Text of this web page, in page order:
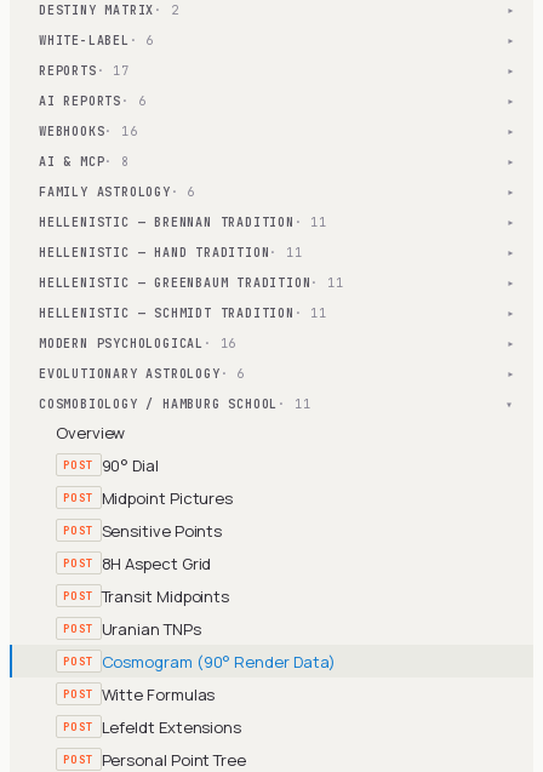
DESTINY MATRIX · 2 ▾
WHITE-LABEL · 6 ▾
REPORTS · 17 ▾
AI REPORTS · 6 ▾
WEBHOOKS· 16 ▾
AI & MCP· 8 ▾
FAMILY ASTROLOGY · 6 ▾
HELLENISTIC — BRENNAN TRADITION · 11 ▾
HELLENISTIC — HAND TRADITION · 11 ▾
HELLENISTIC — GREENBAUM TRADITION · 11 ▾
HELLENISTIC — SCHMIDT TRADITION · 11 ▾
MODERN PSYCHOLOGICAL · 16 ▾
EVOLUTIONARY ASTROLOGY · 6 ▾
COSMOBIOLOGY / HAMBURG SCHOOL · 11 ▾
Overview
POST 90° Dial
POST Midpoint Pictures
POST Sensitive Points
POST 8H Aspect Grid
POST Transit Midpoints
POST Uranian TNPs
POST Cosmogram (90° Render Data)
POST Witte Formulas
POST Lefeldt Extensions
POST Personal Point Tree